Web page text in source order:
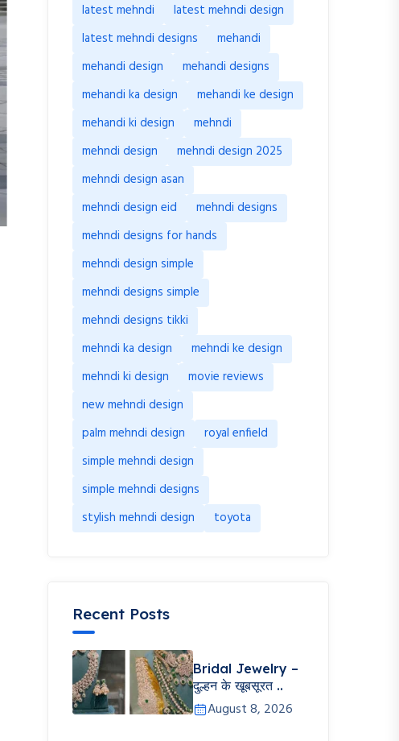
latest mehndi
latest mehndi design
latest mehndi designs
mehandi
mehandi design
mehandi designs
mehandi ka design
mehandi ke design
mehandi ki design
mehndi
mehndi design
mehndi design 2025
mehndi design asan
mehndi design eid
mehndi designs
mehndi designs for hands
mehndi design simple
mehndi designs simple
mehndi designs tikki
mehndi ka design
mehndi ke design
mehndi ki design
movie reviews
new mehndi design
palm mehndi design
royal enfield
simple mehndi design
simple mehndi designs
stylish mehndi design
toyota
Recent Posts
Bridal Jewelry –
दुल्हन के खूबसूरत ..
August 8, 2026